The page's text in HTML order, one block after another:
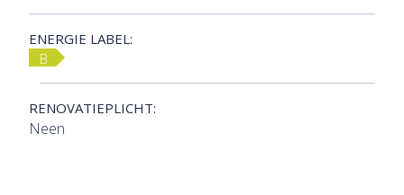
ENERGIE LABEL:
B
RENOVATIEPLICHT:
Neen